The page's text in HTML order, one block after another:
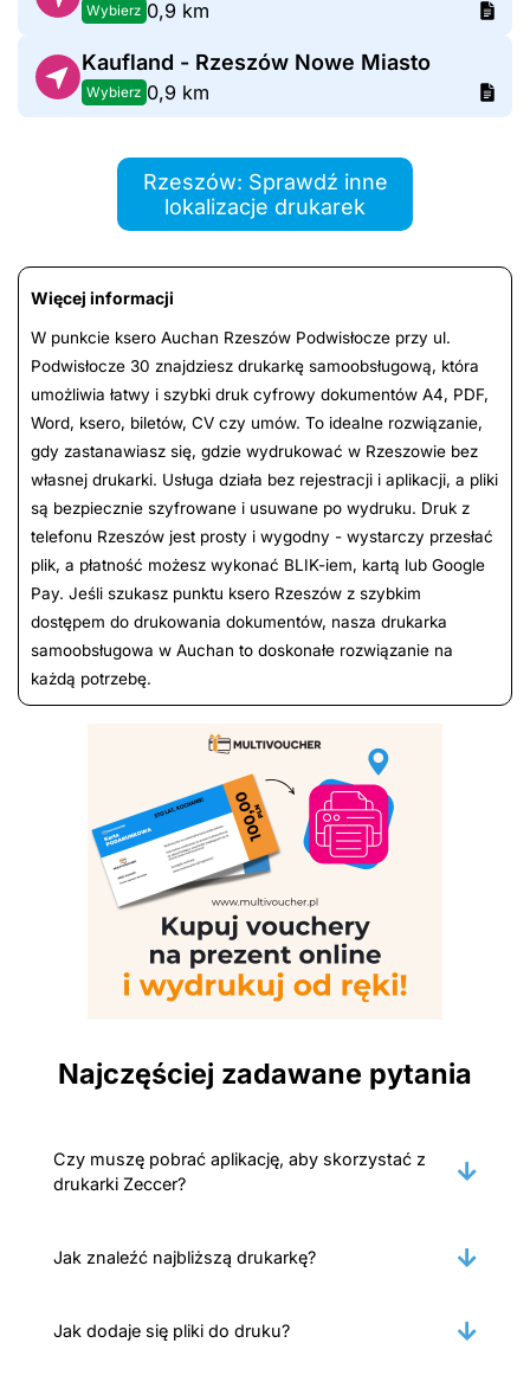
Wybierz 0,9 km
Kaufland - Rzeszów Nowe Miasto
Wybierz 0,9 km
Rzeszów: Sprawdź inne
lokalizacje drukarek
Więcej informacji
W punkcie ksero Auchan Rzeszów Podwisłocze przy ul.
Podwisłocze 30 znajdziesz drukarkę samoobsługową, która
umożliwia łatwy i szybki druk cyfrowy dokumentów A4, PDF,
Word, ksero, biletów, CV czy umów. To idealne rozwiązanie,
gdy zastanawiasz się, gdzie wydrukować w Rzeszowie bez
własnej drukarki. Usługa działa bez rejestracji i aplikacji, a pliki
są bezpiecznie szyfrowane i usuwane po wydruku. Druk z
telefonu Rzeszów jest prosty i wygodny - wystarczy przesłać
plik, a płatność możesz wykonać BLIK-iem, kartą lub Google
Pay. Jeśli szukasz punktu ksero Rzeszów z szybkim
dostępem do drukowania dokumentów, nasza drukarka
samoobsługowa w Auchan to doskonałe rozwiązanie na
każdą potrzebę.
Najczęściej zadawane pytania
Czy muszę pobrać aplikację, aby skorzystać z
drukarki Zeccer?
Jak znaleźć najbliższą drukarkę?
Jak dodaje się pliki do druku?